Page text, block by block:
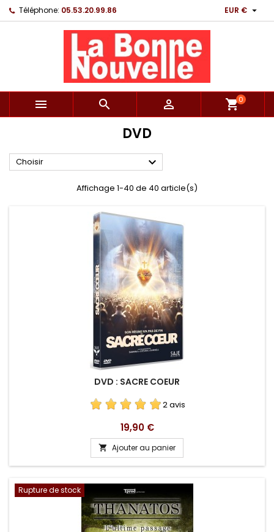
Téléphone: 05.53.20.99.86 EUR € 
   shopping_cart0
DVD
Choisir 
Affichage 1-40 de 40 article(s)
DVD : SACRE COEUR
2 avis
Prix
19,90 €
 Ajouter au panier
Rupture de stock